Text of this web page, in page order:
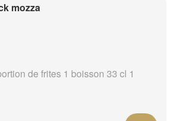
mozza
de frites 1 boisson 33 cl 1